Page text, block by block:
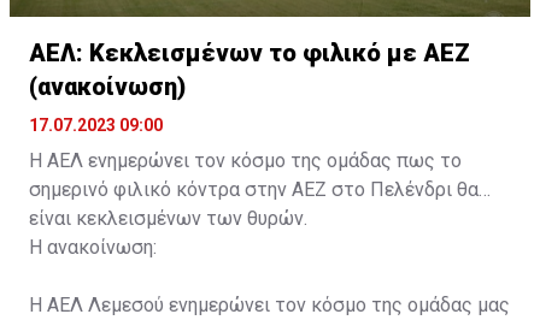
ΑΕΛ: Κεκλεισμένων το φιλικό με ΑΕΖ
(ανακοίνωση)
17.07.2023 09:00
Η ΑΕΛ ενημερώνει τον κόσμο της ομάδας πως το
σημερινό φιλικό κόντρα στην ΑΕΖ στο Πελένδρι θα
είναι κεκλεισμένων των θυρών.
Η ανακοίνωση:
Η ΑΕΛ Λεμεσού ενημερώνει τον κόσμο της ομάδας μας